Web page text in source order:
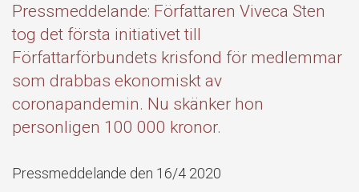
Pressmeddelande: Författaren Viveca Sten
tog det första initiativet till
Författarförbundets krisfond för medlemmar
som drabbas ekonomiskt av
coronapandemin. Nu skänker hon
personligen 100 000 kronor.
Pressmeddelande den 16/4 2020